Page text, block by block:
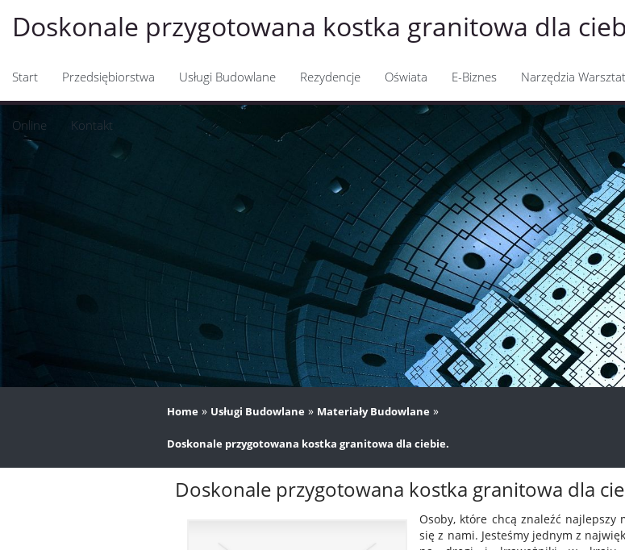
Doskonale przygotowana kostka granitowa dla
Start Przedsiębiorstwa Usługi Budowlane Rezydencje Oświata E-Biznes Narzędzia
Online Kontakt
Home » Usługi Budowlane » Materiały Budowlane »
Doskonale przygotowana kostka granitowa dla ciebie.
Doskonale przygotowana kostka granitowa dla
Osoby, które chcą znaleźć najlepszy
się z nami. Jesteśmy jednym z